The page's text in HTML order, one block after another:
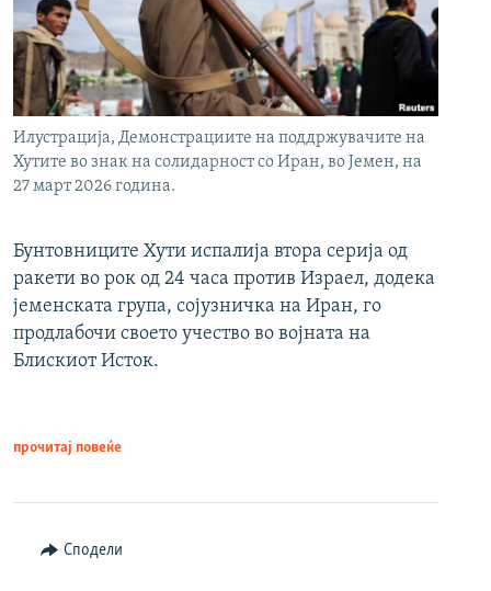
Илустрација, Демонстрациите на поддржувачите на
Хутите во знак на солидарност со Иран, во Јемен, на
27 март 2026 година.
Бунтовниците Хути испалија втора серија од
ракети во рок од 24 часа против Израел, додека
јеменската група, сојузничка на Иран, го
продлабочи своето учество во војната на
Блискиот Исток.
прочитај повеќе
Сподели